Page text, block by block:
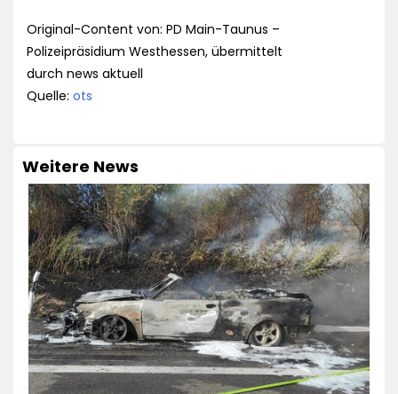
Original-Content von: PD Main-Taunus –
Polizeipräsidium Westhessen, übermittelt
durch news aktuell
Quelle: ots
Weitere News